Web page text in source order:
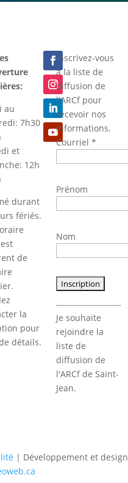
au
7h30
et
12h
durant
fériés.
de
la
pour
détails.
Inscrivez-vous
à la liste de
diffusion de
l'ARCf pour
recevoir nos
informations.
Courriel*
Prénom
Nom
Constant
Contact
Use.
Please
leave
this
field
Je souhaite
rejoindre la
liste de
diffusion de
l'ARCf de Saint-
Jean.
| Développement et design